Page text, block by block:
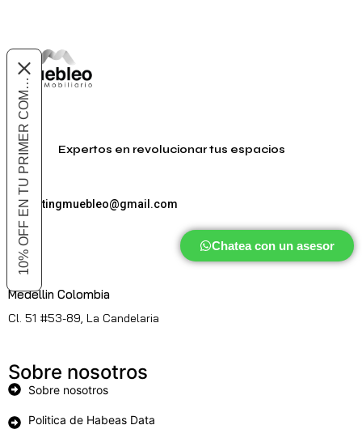
Expertos en revolucionar tus espacios
marketingmuebleo@gmail.com
Chatea con un asesor
Medellin Colombia
Cl. 51 #53-89, La Candelaria
Sobre nosotros
Sobre nosotros
Politica de Habeas Data
10% OFF EN TU PRIMER COMPRA